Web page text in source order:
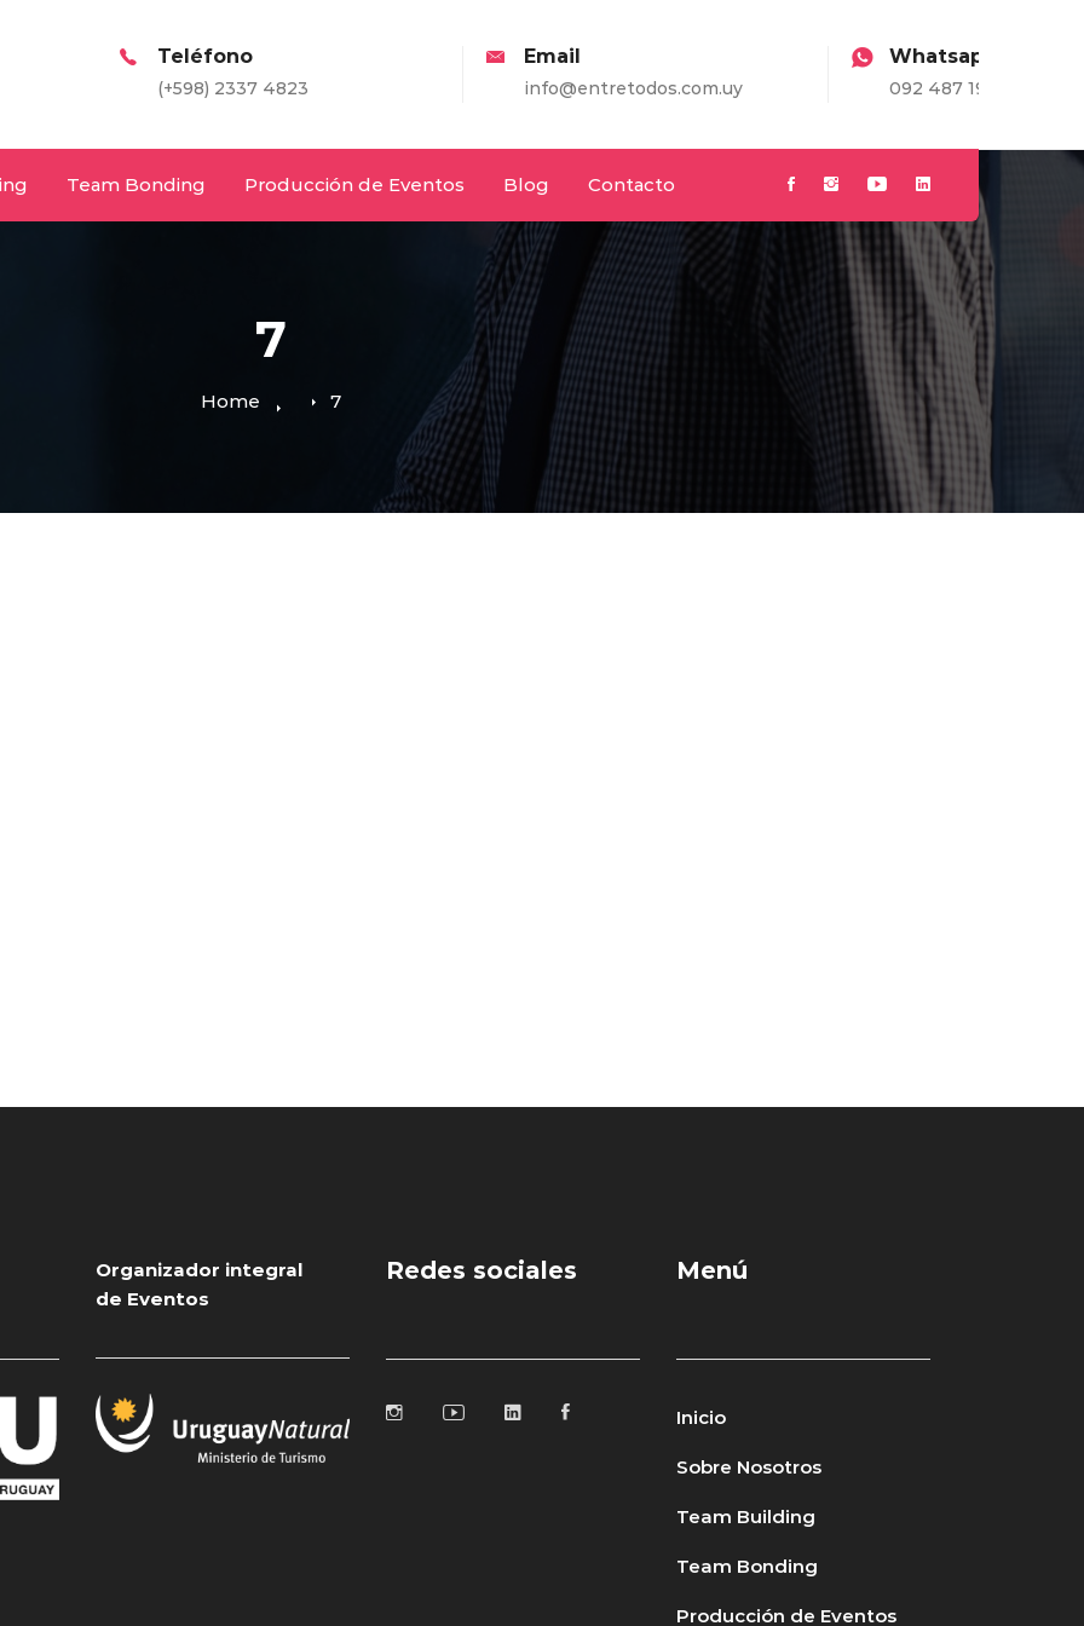
(+598) 2337 4823 info@entretodos.com.uy
Whatsapp
Team Bonding Producción de Eventos Blog Contacto
7
Home 7
Organizador integral
de Eventos
Redes sociales Menú
Inicio
Sobre Nosotros
Team Building
Team Bonding
Producción de Eventos